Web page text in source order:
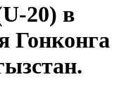
20) в
Гонконга